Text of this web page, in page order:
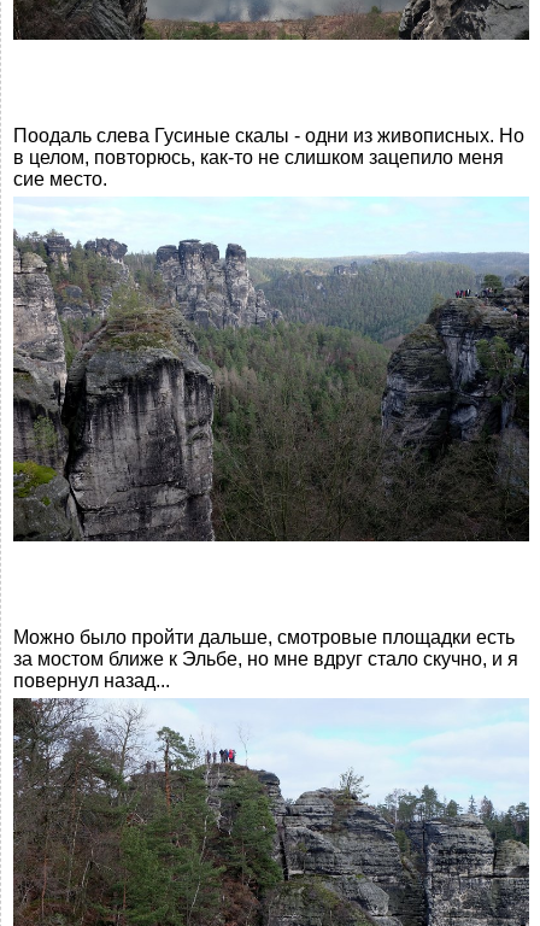
Поодаль слева Гусиные скалы - одни из живописных. Но
в целом, повторюсь, как-то не слишком зацепило меня
сие место.
Можно было пройти дальше, смотровые площадки есть
за мостом ближе к Эльбе, но мне вдруг стало скучно, и я
повернул назад...